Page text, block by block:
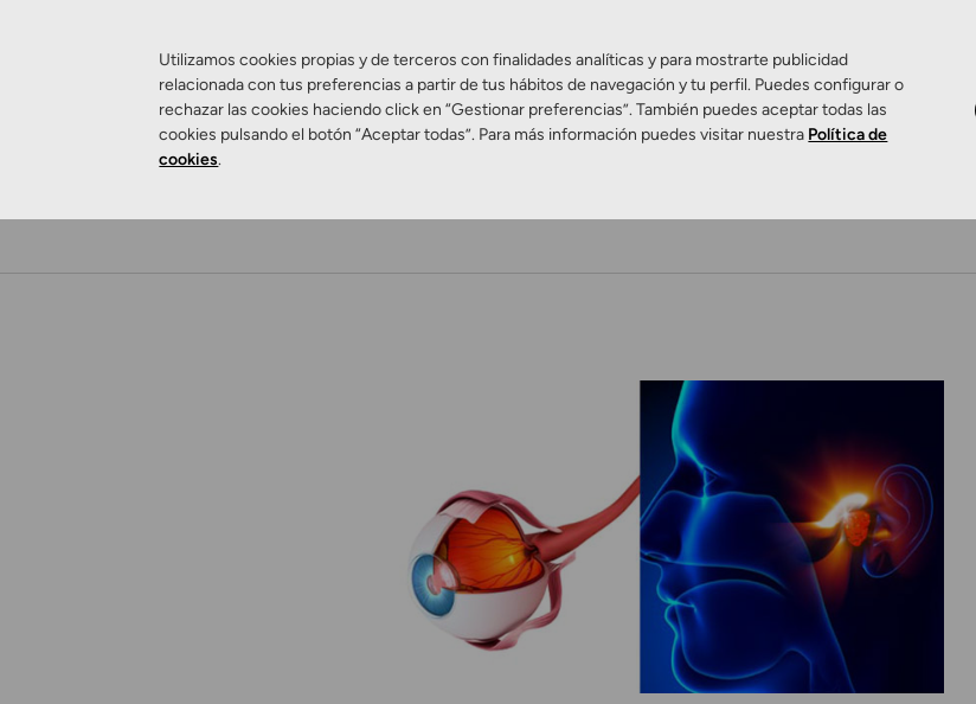
Utilizamos cookies propias y de terceros con finalidades analíticas y para mostrarte publicidad
relacionada con tus preferencias a partir de tus hábitos de navegación y tu perfil. Puedes configurar o
rechazar las cookies haciendo click en “Gestionar preferencias”. También puedes aceptar todas las
cookies pulsando el botón “Aceptar todas”. Para más información puedes visitar nuestra Política de
cookies.